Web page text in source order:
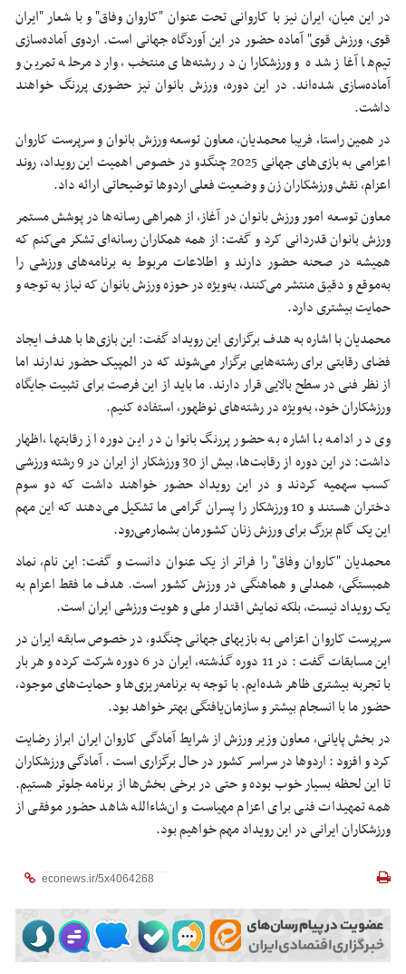
در این میان، ایران نیز با کاروانی تحت عنوان "کاروان وفاق" و با شعار "ایران
قوی، ورزش قوی" آماده حضور در این آوردگاه جهانی است. اردوی آماده‌سازی
تیم‌ها آغاز شده و ورزشکاران در رشته‌های منتخب، وارد مرحله تمرین و
آماده‌سازی شده‌اند. در این دوره، ورزش بانوان نیز حضوری پررنگ خواهند
داشت.
در همین راستا، فریبا محمدیان، معاون توسعه ورزش بانوان و سرپرست کاروان
اعزامی به بازی‌های جهانی 2025 چنگدو در خصوص اهمیت این رویداد، روند
اعزام، نقش ورزشکاران زن و وضعیت فعلی اردوها توضیحاتی ارائه داد.
معاون توسعه امور ورزش بانوان در آغاز، از همراهی رسانه‌ها در پوشش مستمر
ورزش بانوان قدردانی کرد و گفت: از همه همکاران رسانه‌ای تشکر می‌کنم که
همیشه در صحنه حضور دارند و اطلاعات مربوط به برنامه‌های ورزشی را
به‌موقع و دقیق منتشر می‌کنند، به‌ویژه در حوزه ورزش بانوان که نیاز به توجه و
حمایت بیشتری دارد.
محمدیان با اشاره به هدف برگزاری این رویداد گفت: این بازی‌ها با هدف ایجاد
فضای رقابتی برای رشته‌هایی برگزار می‌شوند که در المپیک حضور ندارند اما
از نظر فنی در سطح بالایی قرار دارند. ما باید از این فرصت برای تثبیت جایگاه
ورزشکاران خود، به‌ویژه در رشته‌های نوظهور، استفاده کنیم.
وی در ادامه با اشاره به حضور پررنگ بانوان در این دوره از رقابتها ،اظهار
داشت: در این دوره از رقابت‌ها، بیش از 30 ورزشکار از ایران در 9 رشته ورزشی
کسب سهمیه کردند و در این رویداد حضور خواهند داشت که دو سوم
دختران هستند و 10 ورزشکار را پسران گرامی ما تشکیل می‌دهند که این مهم
این یک گام بزرگ برای ورزش زنان کشورمان بشمار‌می‌رود‌.
محمدیان "کاروان وفاق" را فراتر از یک عنوان دانست و گفت: این نام، نماد
همبستگی، همدلی و هماهنگی در ورزش کشور است. هدف ما فقط اعزام به
یک رویداد نیست، بلکه نمایش اقتدار ملی و هویت ورزشی ایران است.
سرپرست کاروان اعزامی به بازیهای جهانی چنگدو، در خصوص سابقه ایران در
این مسابقات گفت : در 11 دوره گذشته، ایران در 6 دوره شرکت کرده و هر بار
با تجربه بیشتری ظاهر شده‌ایم. با توجه به برنامه‌ریزی‌ها و حمایت‌های موجود،
حضور ما با انسجام بیشتر و سازمان‌یافتگی بهتر خواهد بود.
در بخش پایانی، معاون وزیر ورزش از شرایط آمادگی کاروان ایران ابراز رضایت
کرد و افزود : اردوها در سراسر کشور در حال برگزاری است . آمادگی ورزشکاران
تا این لحظه بسیار خوب بوده و حتی در برخی بخش‌ها از برنامه جلوتر هستیم.
همه تمهیدات فنی برای اعزام مهیاست و ان‌شاءالله شاهد حضور موفقی از
ورزشکاران ایرانی در این رویداد مهم خواهیم بود.